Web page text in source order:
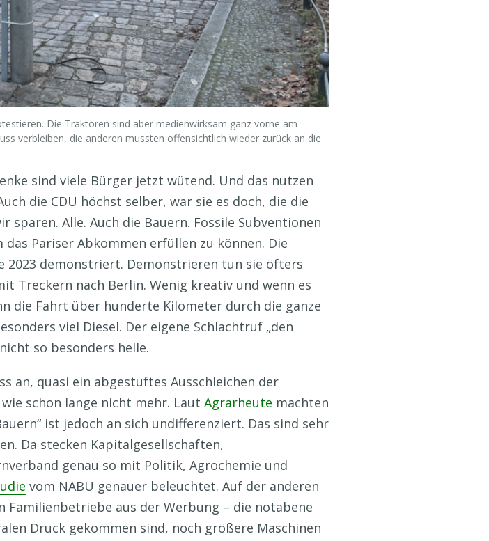
Die Traktoren sind aber medienwirksam ganz vorne am
verbleiben, die anderen mussten offensichtlich wieder zurück an die
sind viele Bürger jetzt wütend. Und das nutzen
die CDU höchst selber, war sie es doch, die die
Alle. Auch die Bauern. Fossile Subventionen
Pariser Abkommen erfüllen zu können. Die
2023 demonstriert. Demonstrieren tun sie öfters
Treckern nach Berlin. Wenig kreativ und wenn es
die Fahrt über hunderte Kilometer durch die ganze
viel Diesel. Der eigene Schlachtruf „den
so besonders helle.
an, quasi ein abgestuftes Ausschleichen der
schon lange nicht mehr. Laut Agrarheute machten
ist jedoch an sich undifferenziert. Das sind sehr
Da stecken Kapitalgesellschaften,
genau so mit Politik, Agrochemie und
vom NABU genauer beleuchtet. Auf der anderen
Familienbetriebe aus der Werbung – die notabene
Druck gekommen sind, noch größere Maschinen